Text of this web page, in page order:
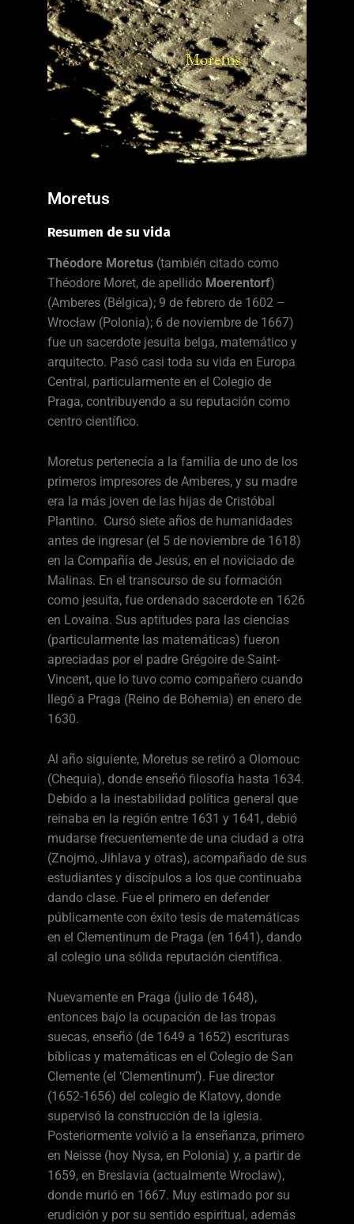
Moretus
Resumen de su vida
Théodore Moretus(también citado como
Théodore Moret, de apellido Moerentorf)
(Amberes (Bélgica); 9 de febrero de 1602 –
Wrocław (Polonia); 6 de noviembre de 1667)
fue un sacerdote jesuita belga, matemático y
arquitecto. Pasó casi toda su vida en Europa
Central, particularmente en el Colegio de
Praga, contribuyendo a su reputación como
centro científico.
Moretus pertenecía a la familia de uno de los
primeros impresores de Amberes, y su madre
era la más joven de las hijas de Cristóbal
Plantino. ​ Cursó siete años de humanidades
antes de ingresar (el 5 de noviembre de 1618)
en la Compañía de Jesús, en el noviciado de
Malinas. En el transcurso de su formación
como jesuita, fue ordenado sacerdote en 1626
en Lovaina. Sus aptitudes para las ciencias
(particularmente las matemáticas) fueron
apreciadas por el padre Grégoire de Saint-
Vincent, que lo tuvo como compañero cuando
llegó a Praga (Reino de Bohemia) en enero de
1630.
Al año siguiente, Moretus se retiró a Olomouc
(Chequia), donde enseñó filosofía hasta 1634.
Debido a la inestabilidad política general que
reinaba en la región entre 1631 y 1641, debió
mudarse frecuentemente de una ciudad a otra
(Znojmo, Jihlava y otras), acompañado de sus
estudiantes y discípulos a los que continuaba
dando clase. Fue el primero en defender
públicamente con éxito tesis de matemáticas
en el Clementinum de Praga (en 1641), dando
al colegio una sólida reputación científica.
Nuevamente en Praga (julio de 1648),
entonces bajo la ocupación de las tropas
suecas, enseñó (de 1649 a 1652) escrituras
bíblicas y matemáticas en el Colegio de San
Clemente (el ‘Clementinum’). Fue director
(1652-1656) del colegio de Klatovy, donde
supervisó la construcción de la iglesia.
Posteriormente volvió a la enseñanza, primero
en Neisse (hoy Nysa, en Polonia) y, a partir de
1659, en Breslavia (actualmente Wroclaw),
donde murió en 1667. Muy estimado por su
erudición y por su sentido espiritual, además